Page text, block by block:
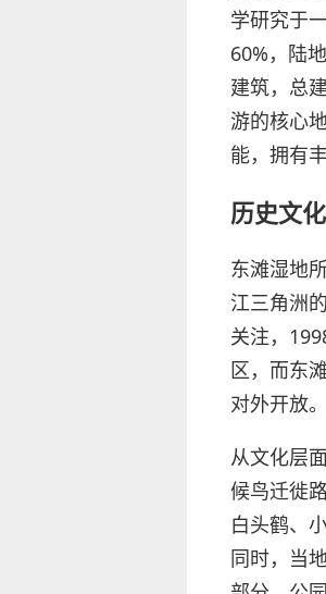
学研究于
60%，陆
建筑，总
游的核心
能，拥有
历史文化
东滩湿地
江三角洲
关注，
区，而东
对外开放。
从文化层
候鸟迁徙
白头鹤、
同时，当